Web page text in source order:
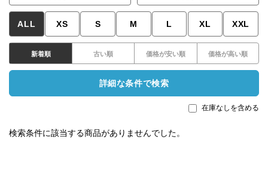
ALL XS S M L XL XXL
新着順 古い順 価格が安い順 価格が高い順
詳細な条件で検索
在庫なしを含める
検索条件に該当する商品がありませんでした。